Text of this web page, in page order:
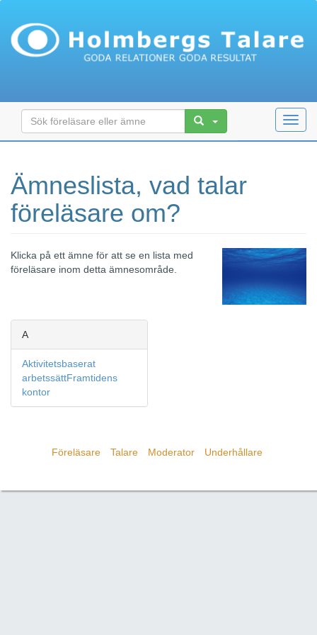
Ämneslista, vad talar
föreläsare om?
Klicka på ett ämne för att se en lista med
föreläsare inom detta ämnesområde.
A
Aktivitetsbaserat
arbetssättFramtidens
kontor
Föreläsare Talare Moderator Underhållare